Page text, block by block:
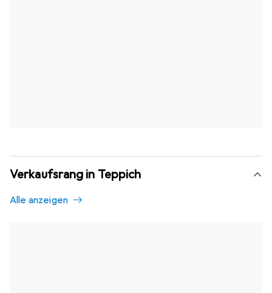
Verkaufsrang in Teppich
Alle anzeigen